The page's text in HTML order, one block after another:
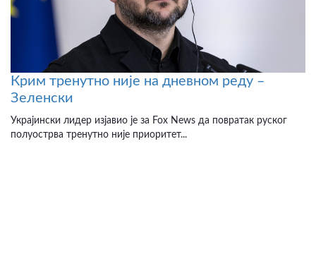
Крим тренутно није на дневном реду –
Зеленски
Украјински лидер изјавио је за Fox News да повратак руског
полуострва тренутно није приоритет...